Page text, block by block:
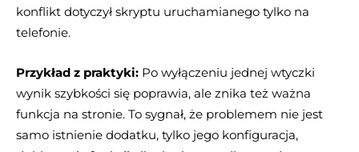
konflikt dotyczył skryptu uruchamianego tylko na
telefonie.
Przykład z praktyki: Po wyłączeniu jednej wtyczki
wynik szybkości się poprawia, ale znika też ważna
funkcja na stronie. To sygnał, że problemem nie jest
samo istnienie dodatku, tylko jego konfiguracja,